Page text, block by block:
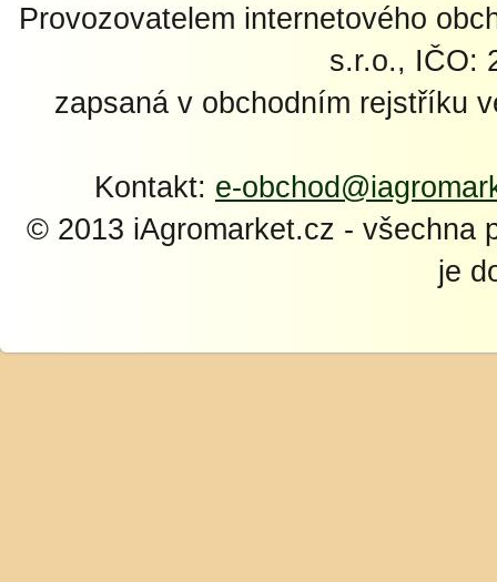
Provozovatelem internetového
s.r.o., IČO:
zapsaná v obchodním rejstříku
Kontakt: e-
© 2013 iAgromarket.cz - všechna
je